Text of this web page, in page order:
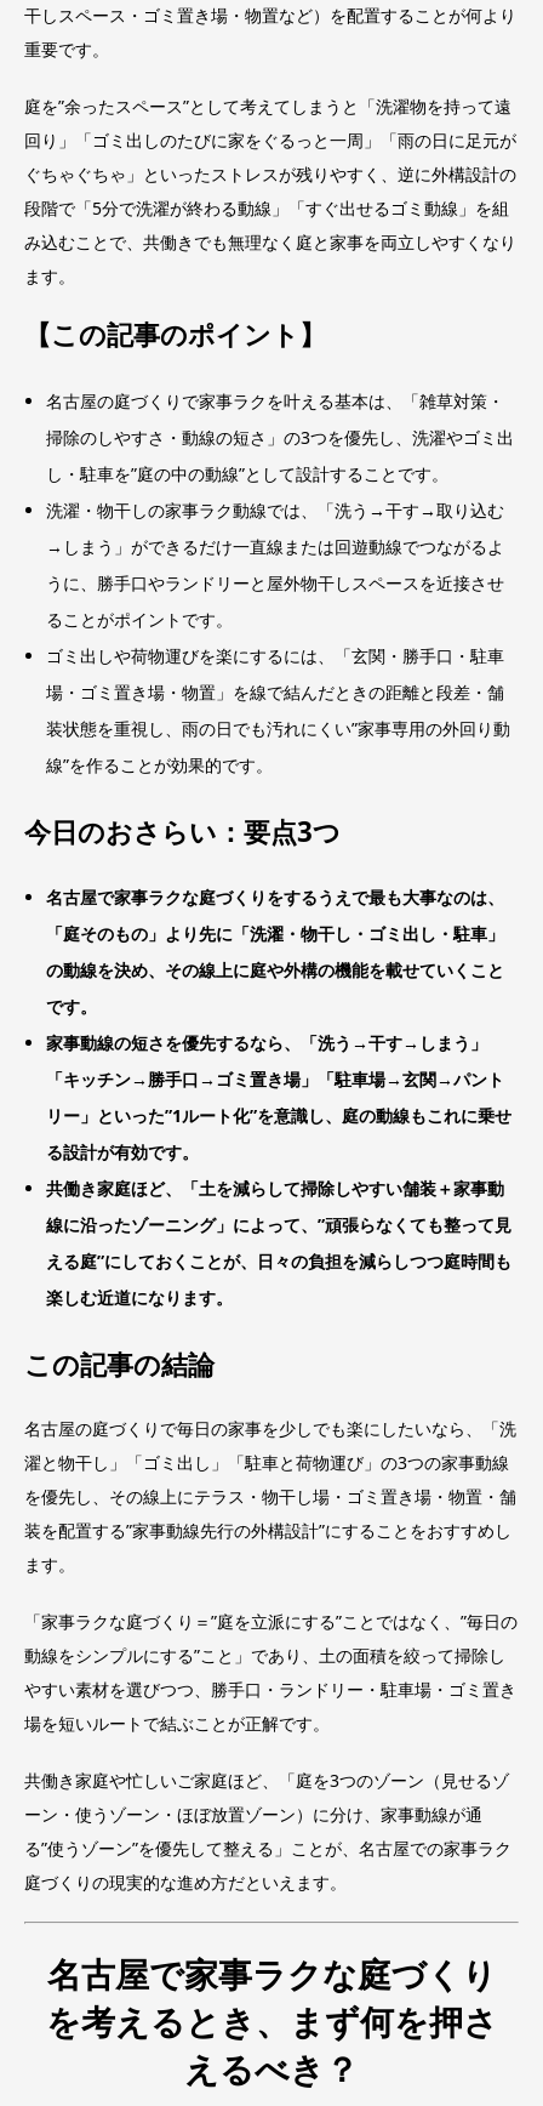
干しスペース・ゴミ置き場・物置など）を配置することが何より
重要です。
庭を”余ったスペース”として考えてしまうと「洗濯物を持って遠
回り」「ゴミ出しのたびに家をぐるっと一周」「雨の日に足元が
ぐちゃぐちゃ」といったストレスが残りやすく、逆に外構設計の
段階で「5分で洗濯が終わる動線」「すぐ出せるゴミ動線」を組
み込むことで、共働きでも無理なく庭と家事を両立しやすくなり
ます。
【この記事のポイント】
名古屋の庭づくりで家事ラクを叶える基本は、「雑草対策・
掃除のしやすさ・動線の短さ」の3つを優先し、洗濯やゴミ出
し・駐車を”庭の中の動線”として設計することです。
洗濯・物干しの家事ラク動線では、「洗う→干す→取り込む
→しまう」ができるだけ一直線または回遊動線でつながるよ
うに、勝手口やランドリーと屋外物干しスペースを近接させ
ることがポイントです。
ゴミ出しや荷物運びを楽にするには、「玄関・勝手口・駐車
場・ゴミ置き場・物置」を線で結んだときの距離と段差・舗
装状態を重視し、雨の日でも汚れにくい”家事専用の外回り動
線”を作ることが効果的です。
今日のおさらい：要点3つ
名古屋で家事ラクな庭づくりをするうえで最も大事なのは、
「庭そのもの」より先に「洗濯・物干し・ゴミ出し・駐車」
の動線を決め、その線上に庭や外構の機能を載せていくこと
です。
家事動線の短さを優先するなら、「洗う→干す→しまう」
「キッチン→勝手口→ゴミ置き場」「駐車場→玄関→パント
リー」といった”1ルート化”を意識し、庭の動線もこれに乗せ
る設計が有効です。
共働き家庭ほど、「土を減らして掃除しやすい舗装＋家事動
線に沿ったゾーニング」によって、”頑張らなくても整って見
える庭”にしておくことが、日々の負担を減らしつつ庭時間も
楽しむ近道になります。
この記事の結論
名古屋の庭づくりで毎日の家事を少しでも楽にしたいなら、「洗
濯と物干し」「ゴミ出し」「駐車と荷物運び」の3つの家事動線
を優先し、その線上にテラス・物干し場・ゴミ置き場・物置・舗
装を配置する”家事動線先行の外構設計”にすることをおすすめし
ます。
「家事ラクな庭づくり＝”庭を立派にする”ことではなく、”毎日の
動線をシンプルにする”こと」であり、土の面積を絞って掃除し
やすい素材を選びつつ、勝手口・ランドリー・駐車場・ゴミ置き
場を短いルートで結ぶことが正解です。
共働き家庭や忙しいご家庭ほど、「庭を3つのゾーン（見せるゾ
ーン・使うゾーン・ほぼ放置ゾーン）に分け、家事動線が通
る”使うゾーン”を優先して整える」ことが、名古屋での家事ラク
庭づくりの現実的な進め方だといえます。
名古屋で家事ラクな庭づくり
を考えるとき、まず何を押さ
えるべき？